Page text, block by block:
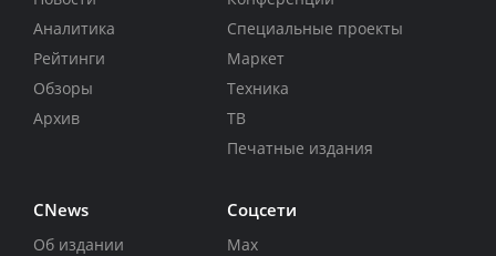
Аналитика
Рейтинги
Обзоры
Архив
Специальные проекты
Маркет
Техника
ТВ
Печатные издания
CNews
Об издании
Соцсети
Max